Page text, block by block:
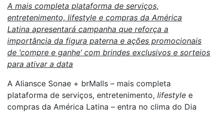
A mais completa plataforma de serviços,
entretenimento, lifestyle e compras da América
Latina apresentará campanha que reforça a
importância da figura paterna e ações promocionais
de ‘compre e ganhe’ com brindes exclusivos e sorteios
para ativar a data
A Aliansce Sonae + brMalls – mais completa
plataforma de serviços, entretenimento, lifestyle e
compras da América Latina – entra no clima do Dia